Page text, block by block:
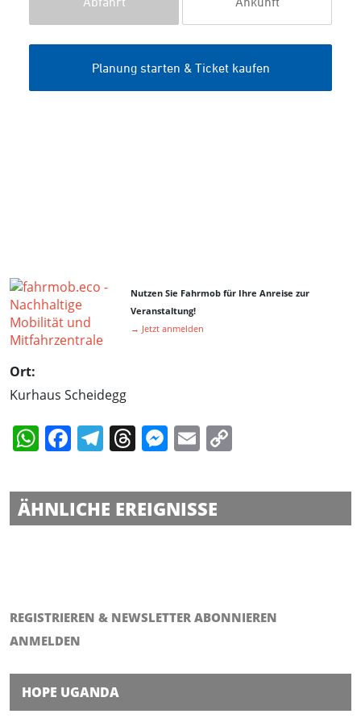
Nutzen Sie Fahrmob für Ihre Anreise zur
Veranstaltung!
→ Jetzt anmelden
Ort:
Kurhaus Scheidegg
WhatsApp
Facebook
Telegram
Threads
Messenger
Email
REGISTRIEREN & NEWSLETTER ABONNIEREN
ANMELDEN
HOPE UGANDA
ÄHNLICHE EREIGNISSE
Mallorca Sommer Festival in Immenstadt
Mallorca Sommer Festival in Immenstadt
Skyline Park bei Nacht in Rammingen